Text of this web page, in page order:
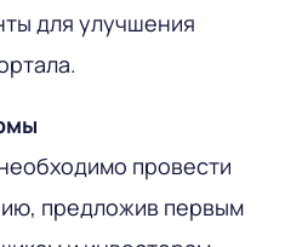
для улучшения
провести
предложив первым